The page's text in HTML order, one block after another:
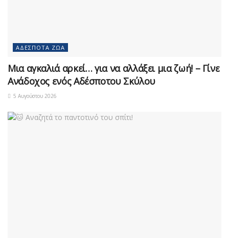
ΑΔΈΣΠΟΤΑ ΖΏΑ
Μια αγκαλιά αρκεί… για να αλλάξει μια ζωή! – Γίνε
Ανάδοχος ενός Αδέσποτου Σκύλου
5 Αυγούστου 2026